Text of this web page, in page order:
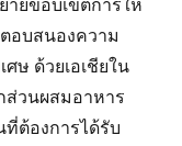
ายขอบเขตการให้
อบสนองความ
ษ ด้วยเอเชียใน
วนผสมอาหาร
ที่ต้องการได้รับ